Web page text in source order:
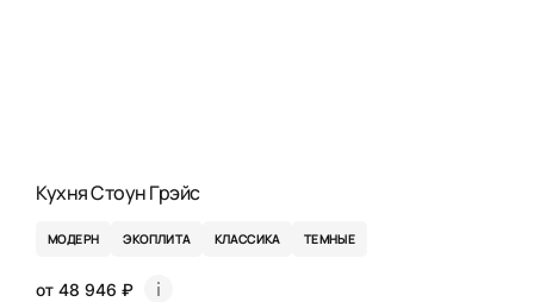
Кухня Стоун Грэйс
МОДЕРН ЭКОПЛИТА КЛАССИКА ТЕМНЫЕ
от 48 946 ₽